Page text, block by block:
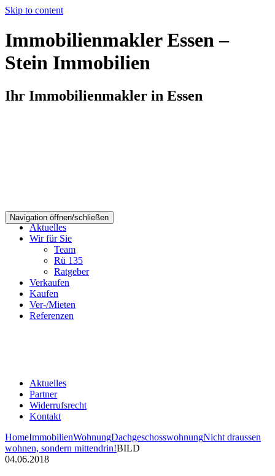
Skip to content
Immobilienmakler Essen –
Stein Immobilien
Ihr Immobilienmakler in Essen
Navigation öffnen/schließen
Aktuelles
Wir für Sie
Team
Rü 135
Ratgeber
Verkaufen
Kaufen
Ver-/Mieten
Referenzen
Aktuelles
Partner
Widerrufsrecht
Kontakt
HomeImmobilienWohnungDachgeschosswohnungNicht draussen
wohnen, sondern mittendrin!BILD
04.06.2018